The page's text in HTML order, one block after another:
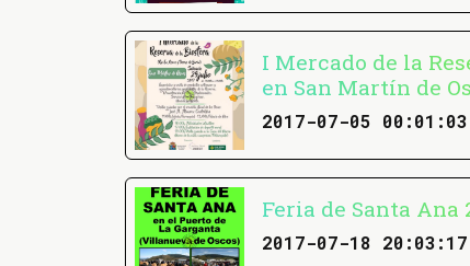
I Mercado de la
en San Martín de
2017-07-05 00:01:03
Feria de Santa Ana
2017-07-18 20:03:17